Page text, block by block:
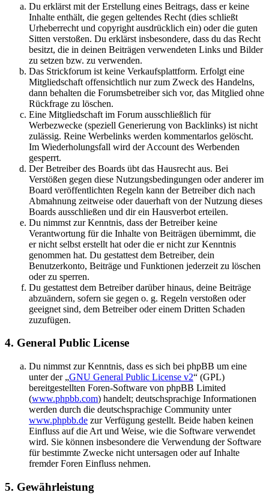
Du erklärst mit der Erstellung eines Beitrags, dass er keine
Inhalte enthält, die gegen geltendes Recht (dies schließt
Urheberrecht und copyright ausdrücklich ein) oder die guten
Sitten verstoßen. Du erklärst insbesondere, dass du das Recht
besitzt, die in deinen Beiträgen verwendeten Links und Bilder
zu setzen bzw. zu verwenden.
Das Strickforum ist keine Verkaufsplattform. Erfolgt eine
Mitgliedschaft offensichtlich nur zum Zweck des Handelns,
dann behalten die Forumsbetreiber sich vor, das Mitglied ohne
Rückfrage zu löschen.
Eine Mitgliedschaft im Forum ausschließlich für
Werbezwecke (speziell Generierung von Backlinks) ist nicht
zulässig. Reine Werbelinks werden kommentarlos gelöscht.
Im Wiederholungsfall wird der Account des Werbenden
gesperrt.
Der Betreiber des Boards übt das Hausrecht aus. Bei
Verstößen gegen diese Nutzungsbedingungen oder anderer im
Board veröffentlichten Regeln kann der Betreiber dich nach
Abmahnung zeitweise oder dauerhaft von der Nutzung dieses
Boards ausschließen und dir ein Hausverbot erteilen.
Du nimmst zur Kenntnis, dass der Betreiber keine
Verantwortung für die Inhalte von Beiträgen übernimmt, die
er nicht selbst erstellt hat oder die er nicht zur Kenntnis
genommen hat. Du gestattest dem Betreiber, dein
Benutzerkonto, Beiträge und Funktionen jederzeit zu löschen
oder zu sperren.
Du gestattest dem Betreiber darüber hinaus, deine Beiträge
abzuändern, sofern sie gegen o. g. Regeln verstoßen oder
geeignet sind, dem Betreiber oder einem Dritten Schaden
zuzufügen.
4. General Public License
Du nimmst zur Kenntnis, dass es sich bei phpBB um eine
unter der „GNU General Public License v2“ (GPL)
bereitgestellten Foren-Software von phpBB Limited
(www.phpbb.com) handelt; deutschsprachige Informationen
werden durch die deutschsprachige Community unter
www.phpbb.de zur Verfügung gestellt. Beide haben keinen
Einfluss auf die Art und Weise, wie die Software verwendet
wird. Sie können insbesondere die Verwendung der Software
für bestimmte Zwecke nicht untersagen oder auf Inhalte
fremder Foren Einfluss nehmen.
5. Gewährleistung